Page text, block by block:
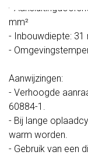
-
mm²
- Inbouwdiepte: 31
-
Aanwijzingen:
- Verhoogde
60884-1.
- Bij lange
warm worden.
- Gebruik van een